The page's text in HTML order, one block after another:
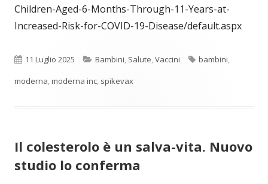
Children-Aged-6-Months-Through-11-Years-at-
Increased-Risk-for-COVID-19-Disease/default.aspx
Pubblicato
11 Luglio 2025 Categorie
Bambini, Salute,Vaccini Tag
bambini,
moderna,moderna inc, spikevax
Il colesterolo è un salva-vita. Nuovo
studio lo conferma